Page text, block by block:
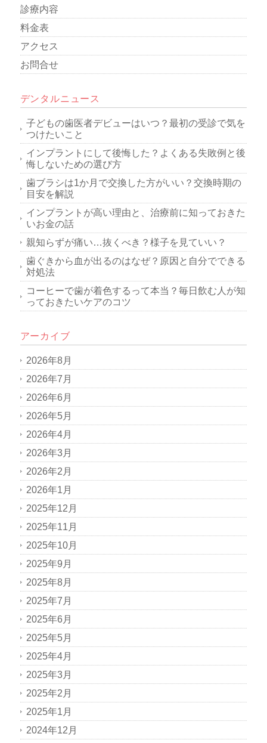
診療内容
料金表
アクセス
お問合せ
デンタルニュース
子どもの歯医者デビューはいつ？最初の受診で気を
つけたいこと
インプラントにして後悔した？よくある失敗例と後
悔しないための選び方
歯ブラシは1か月で交換した方がいい？交換時期の
目安を解説
インプラントが高い理由と、治療前に知っておきた
いお金の話
親知らずが痛い…抜くべき？様子を見ていい？
歯ぐきから血が出るのはなぜ？原因と自分でできる
対処法
コーヒーで歯が着色するって本当？毎日飲む人が知
っておきたいケアのコツ
アーカイブ
2026年8月
2026年7月
2026年6月
2026年5月
2026年4月
2026年3月
2026年2月
2026年1月
2025年12月
2025年11月
2025年10月
2025年9月
2025年8月
2025年7月
2025年6月
2025年5月
2025年4月
2025年3月
2025年2月
2025年1月
2024年12月